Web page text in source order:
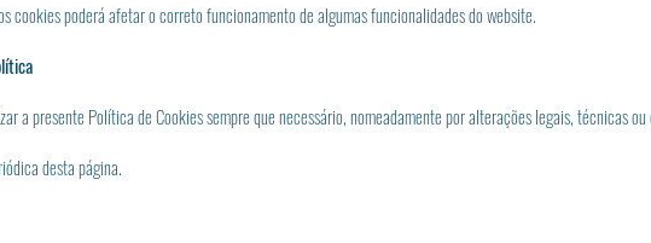
cookies poderá afetar o correto funcionamento de algumas funcionalidades do website.
a presente Política de Cookies sempre que necessário, nomeadamente por alterações legais, técnicas
desta página.